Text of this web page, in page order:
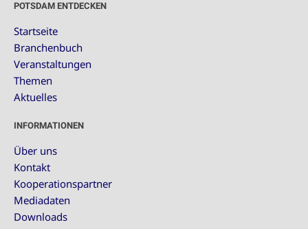
POTSDAM ENTDECKEN
Startseite
Branchenbuch
Veranstaltungen
Themen
Aktuelles
INFORMATIONEN
Über uns
Kontakt
Kooperationspartner
Mediadaten
Downloads